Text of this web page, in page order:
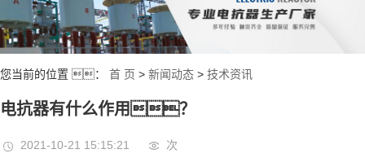
您当前的位置 ： 首 页 > 新闻动态 > 技术资讯
电抗器有什么作用？
2021-10-21 15:15:21 次